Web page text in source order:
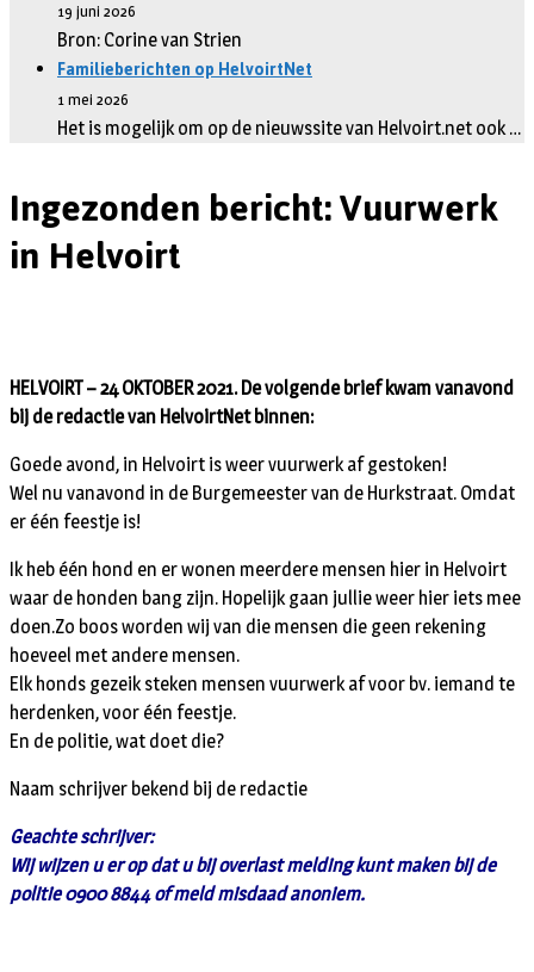
19 juni 2026
Bron: Corine van Strien
Familieberichten op HelvoirtNet
1 mei 2026
Het is mogelijk om op de nieuwssite van Helvoirt.net ook …
Ingezonden bericht: Vuurwerk
in Helvoirt
HELVOIRT – 24 OKTOBER 2021. De volgende brief kwam vanavond
bij de redactie van HelvoirtNet binnen:
Goede avond, in Helvoirt is weer vuurwerk af gestoken!
Wel nu vanavond in de Burgemeester van de Hurkstraat. Omdat
er één feestje is!
Ik heb één hond en er wonen meerdere mensen hier in Helvoirt
waar de honden bang zijn. Hopelijk gaan jullie weer hier iets mee
doen.Zo boos worden wij van die mensen die geen rekening
hoeveel met andere mensen.
Elk honds gezeik steken mensen vuurwerk af voor bv. iemand te
herdenken, voor één feestje.
En de politie, wat doet die?
Naam schrijver bekend bij de redactie
Geachte schrijver:
Wij wijzen u er op dat u bij overlast melding kunt maken bij de
politie 0900 8844 of meld misdaad anoniem.